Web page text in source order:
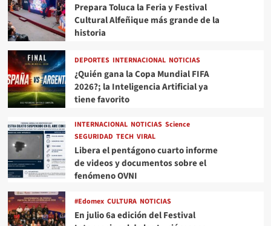
Prepara Toluca la Feria y Festival
Cultural Alfeñique más grande de la
historia
DEPORTES INTERNACIONAL NOTICIAS
¿Quién gana la Copa Mundial FIFA
2026?; la Inteligencia Artificial ya
tiene favorito
INTERNACIONAL NOTICIAS Science
SEGURIDAD TECH VIRAL
Libera el pentágono cuarto informe
de videos y documentos sobre el
fenómeno OVNI
#Edomex CULTURA NOTICIAS
En julio 6a edición del Festival